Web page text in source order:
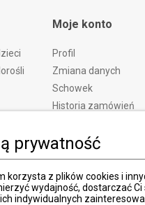
prywatność
korzysta z plików cookies i
wydajność, dostarczać
indywidualnych
Moje konto
Profil
Zmiana danych
Schowek
Historia zamówień
Polityka prywatności
Ustawienia
Śledzenie zamówień